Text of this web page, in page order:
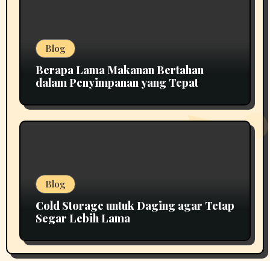
Blog
Berapa Lama Makanan Bertahan
dalam Penyimpanan yang Tepat
Blog
Cold Storage untuk Daging agar Tetap
Segar Lebih Lama